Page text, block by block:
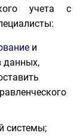
учета с
и
данных,
системы;